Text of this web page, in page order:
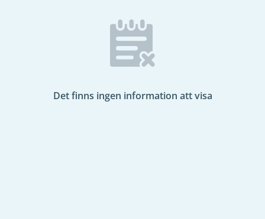
Det finns ingen information att visa